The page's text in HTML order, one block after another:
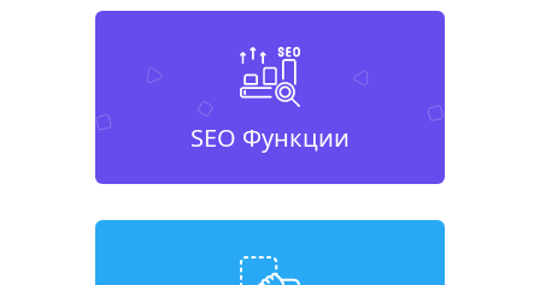
SEO Функции